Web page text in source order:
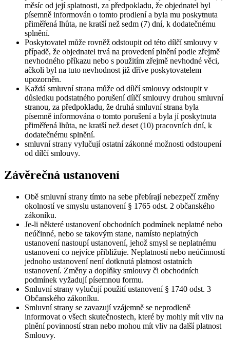
měsíc od její splatnosti, za předpokladu, že objednatel byl
písemně informován o tomto prodlení a byla mu poskytnuta
přiměřená lhůta, ne kratší než sedm (7) dní, k dodatečnému
splnění.
Poskytovatel může rovněž odstoupit od této dílčí smlouvy v
případě, že objednatel trvá na provedení plnění podle zřejmě
nevhodného příkazu nebo s použitím zřejmě nevhodné věci,
ačkoli byl na tuto nevhodnost již dříve poskytovatelem
upozorněn.
Každá smluvní strana může od dílčí smlouvy odstoupit v
důsledku podstatného porušení dílčí smlouvy druhou smluvní
stranou, za předpokladu, že druhá smluvní strana byla
písemně informována o tomto porušení a byla jí poskytnuta
přiměřená lhůta, ne kratší než deset (10) pracovních dní, k
dodatečnému splnění.
smluvní strany vylučují ostatní zákonné možnosti odstoupení
od dílčí smlouvy.
Závěrečná ustanovení
Obě smluvní strany tímto na sebe přebírají nebezpečí změny
okolností ve smyslu ustanovení § 1765 odst. 2 občanského
zákoníku.
Je-li některé ustanovení obchodních podmínek neplatné nebo
neúčinné, nebo se takovým stane, namísto neplatných
ustanovení nastoupí ustanovení, jehož smysl se neplatnému
ustanovení co nejvíce přibližuje. Neplatností nebo neúčinností
jednoho ustanovení není dotknutá platnost ostatních
ustanovení. Změny a doplňky smlouvy či obchodních
podmínek vyžadují písemnou formu.
Smluvní strany vylučují použití ustanovení § 1740 odst. 3
Občanského zákoníku.
Smluvní strany se zavazují vzájemně se neprodleně
informovat o všech skutečnostech, které by mohly mít vliv na
plnění povinností stran nebo mohou mít vliv na další platnost
Smlouvy.